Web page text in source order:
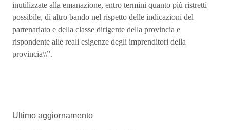
inutilizzate alla emanazione, entro termini quanto più ristretti
possibile, di altro bando nel rispetto delle indicazioni del
partenariato e della classe dirigente della provincia e
rispondente alle reali esigenze degli imprenditori della
provincia\\”.
Ultimo aggiornamento